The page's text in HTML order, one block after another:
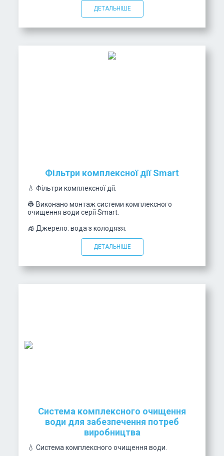
ДЕТАЛЬНІШЕ
Фільтри комплексної дії Smart
💧 Фільтри комплексної дії.
👷 Виконано монтаж системи комплексного
очищення води серії Smart.
🧊 Джерело: вода з колодязя.
ДЕТАЛЬНІШЕ
Система комплексного очищення
води для забезпечення потреб
виробництва
💧 Система комплексного очищення води.